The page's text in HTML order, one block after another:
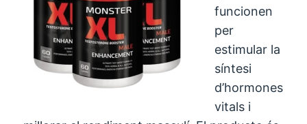
funcionen
per
estimular la
síntesi
d’hormones
vitals i